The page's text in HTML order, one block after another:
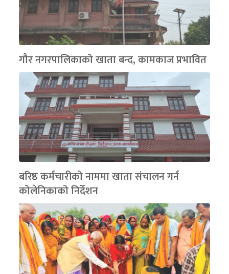
गौर नगरपालिकाको खाता बन्द, कामकाज प्रभावित
बरिष्ठ कर्मचारीको नाममा खाता संचालन गर्न
कोलेनिकाको निर्देशन